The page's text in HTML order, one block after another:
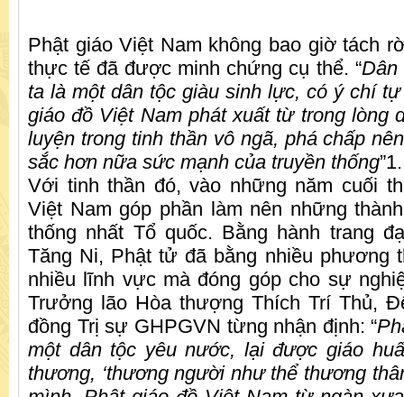
Phật giáo Việt Nam không bao giờ tách
thực tế đã được minh chứng cụ thể. “Dân
ta là một dân tộc giàu sinh lực, có ý chí
giáo đồ Việt Nam phát xuất từ trong lòng
luyện trong tinh thần vô ngã, phá chấp
sắc hơn nữa sức mạnh của truyền thống”1.
Với tinh thần đó, vào những năm cuối
Việt Nam góp phần làm nên những
thống nhất Tổ quốc. Bằng hành trang
Tăng Ni, Phật tử đã bằng nhiều phương
nhiều lĩnh vực mà đóng góp cho sự
Trưởng lão Hòa thượng Thích Trí Thủ,
đồng Trị sự GHPGVN từng nhận định: “
một dân tộc yêu nước, lại được giáo
thương, ‘thương người như thể thương